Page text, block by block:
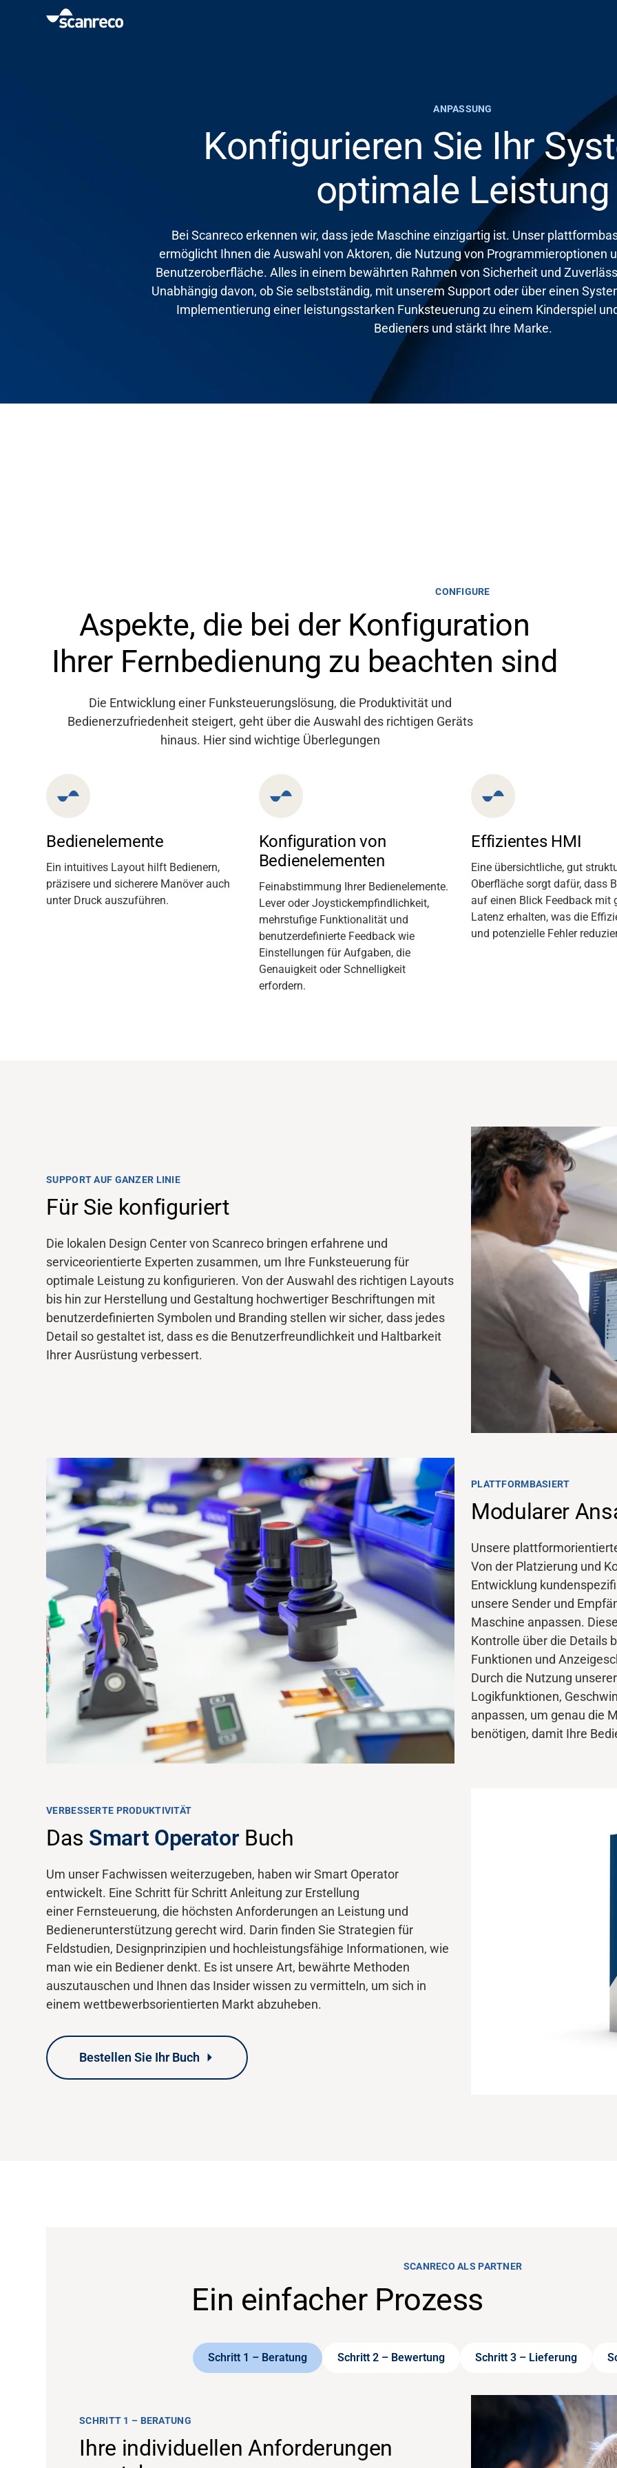
Bedienerproduktivität und Sicherheit
Über uns
Mediendatenbank
ANPASSUNG
Konfigurieren Sie Ihr
optimale Leistung
Bei Scanreco erkennen wir, dass jede Maschine einzigartig ist. Unser
ermöglicht Ihnen die Auswahl von Aktoren, die Nutzung von Programmieroptionen
Benutzeroberfläche. Alles in einem bewährten Rahmen von Sicherheit und
Unabhängig davon, ob Sie selbstständig, mit unserem Support oder über einen
Implementierung einer leistungsstarken Funksteuerung zu einem Kinderspiel
Bedieners und stärkt Ihre Marke.
CONFIGURE
Aspekte, die bei der Konfiguration
Ihrer Fernbedienung zu beachten sind
Die Entwicklung einer Funksteuerungslösung, die Produktivität und
Bedienerzufriedenheit steigert, geht über die Auswahl des richtigen Geräts
hinaus. Hier sind wichtige Überlegungen
Bedienelemente
Ein intuitives Layout hilft Bedienern,
präzisere und sicherere Manöver auch
unter Druck auszuführen.
Konfiguration von
Bedienelementen
Feinabstimmung Ihrer Bedienelemente.
Lever oder Joystickempfindlichkeit,
mehrstufige Funktionalität und
benutzerdefinierte Feedback wie
Einstellungen für Aufgaben, die
Genauigkeit oder Schnelligkeit
erfordern.
Effizientes HMI
Eine übersichtliche, gut
Oberfläche sorgt dafür, dass
auf einen Blick Feedback mit
Latenz erhalten, was die
und potenzielle Fehler
SUPPORT AUF GANZER LINIE
Für Sie konfiguriert
Die lokalen Design Center vonScanreco bringen erfahrene und
serviceorientierte Experten zusammen, um Ihre Funksteuerung für
optimale Leistung zu konfigurieren. Von der Auswahl des richtigen Layouts
bis hin zur Herstellung und Gestaltung hochwertiger Beschriftungen mit
benutzerdefinierten Symbolen und Branding stellen wir sicher, dass jedes
Detail so gestaltet ist, dass esdie Benutzerfreundlichkeit und Haltbarkeit
IhrerAusrüstung verbessert.
PLATTFORMBASIERT
Modularer
Unsere
Von der Platzierung und
Entwicklung
unsere Sender und
Maschine anpassen.
Kontrolle über die Details
Funktionen und
Durch die Nutzung
Logikfunktionen,
anpassen, um genau die
benötigen, damit Ihre
VERBESSERTE PRODUKTIVITÄT
Das Smart OperatorBuch
Um unser Fachwissen weiterzugeben, haben wirSmart Operator
entwickelt. Eine Schritt für Schritt Anleitung zur Erstellung
einer Fernsteuerung, die höchsten Anforderungen an Leistung und
Bedienerunterstützung gerecht wird. Darin findenSie Strategien für
Feldstudien, Designprinzipien und hochleistungsfähige Informationen, wie
man wie ein Bediener denkt. Es ist unsere Art, bewährte Methoden
auszutauschen und Ihnen das Insider wissen zu vermitteln, um sich in
einem wettbewerbsorientierten Markt abzuheben.
Bestellen Sie Ihr Buch
SCANRECO ALS PARTNER
Ein einfacher Prozess
Schritt 1 – Beratung Schritt 2 – Bewertung Schritt 3 – Lieferung
SCHRITT 1 – BERATUNG
Ihre individuellen Anforderungen